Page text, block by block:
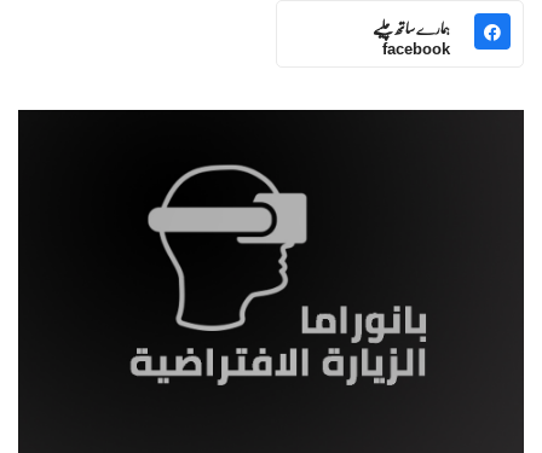
ہمارے ساتھ چلیے
facebook